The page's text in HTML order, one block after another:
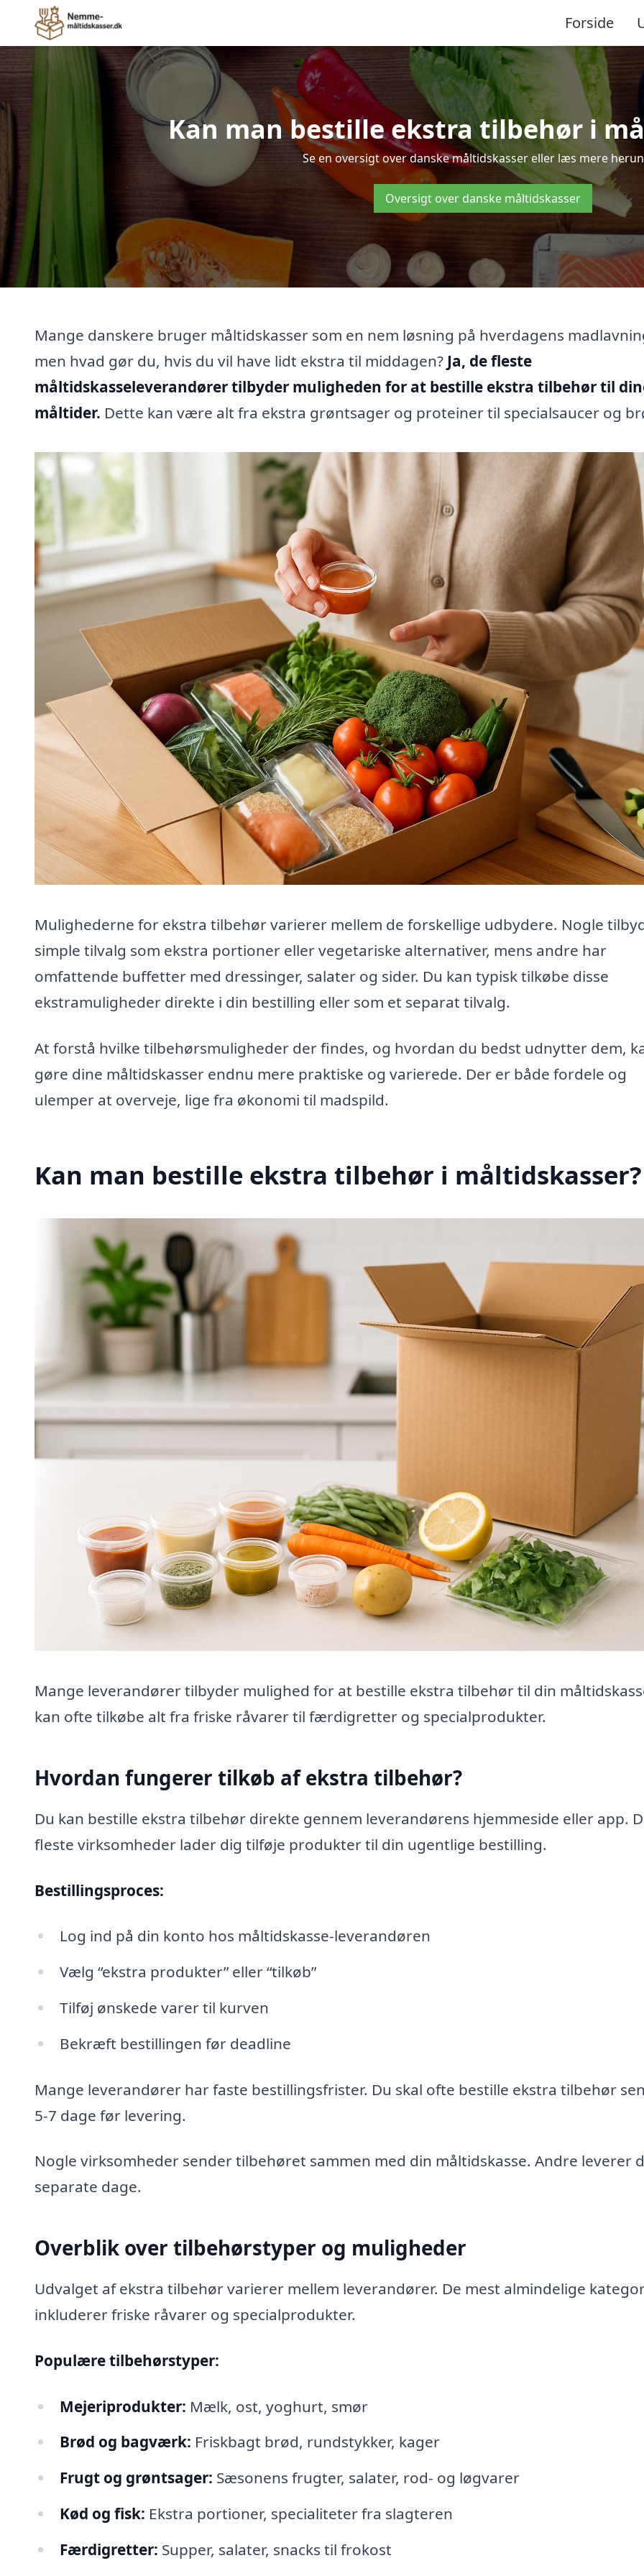
Forside
Kan man bestille ekstra tilbehør i
Se en oversigt over danske måltidskasser eller læs mere
Oversigt over danske måltidskasser
Mange danskere bruger måltidskasser som en nem løsning på hverdagens
men hvad gør du, hvis du vil have lidt ekstra til middagen? Ja, de fleste
måltidskasseleverandører tilbyder muligheden for at bestille ekstra tilbehør til
måltider. Dette kan være alt fra ekstra grøntsager og proteiner til specialsaucer og
Mulighederne for ekstra tilbehør varierer mellem de forskellige udbydere. Nogle
simple tilvalg som ekstra portioner eller vegetariske alternativer, mens andre har
omfattende buffetter med dressinger, salater og sider. Du kan typisk tilkøbe disse
ekstramuligheder direkte i din bestilling eller som et separat tilvalg.
At forstå hvilke tilbehørsmuligheder der findes, og hvordan du bedst udnytter dem,
gøre dine måltidskasser endnu mere praktiske og varierede. Der er både fordele og
ulemper at overveje, lige fra økonomi til madspild.
Kan man bestille ekstra tilbehør i måltidskasser?
Mange leverandører tilbyder mulighed for at bestille ekstra tilbehør til din
kan ofte tilkøbe alt fra friske råvarer til færdigretter og specialprodukter.
Hvordan fungerer tilkøb af ekstra tilbehør?
Du kan bestille ekstra tilbehør direkte gennem leverandørens hjemmeside eller app.
fleste virksomheder lader dig tilføje produkter til din ugentlige bestilling.
Bestillingsproces:
Log ind på din konto hos måltidskasse-leverandøren
Vælg “ekstra produkter” eller “tilkøb”
Tilføj ønskede varer til kurven
Bekræft bestillingen før deadline
Mange leverandører har faste bestillingsfrister. Du skal ofte bestille ekstra tilbehør
5-7 dage før levering.
Nogle virksomheder sender tilbehøret sammen med din måltidskasse. Andre leverer
separate dage.
Overblik over tilbehørstyper og muligheder
Udvalget af ekstra tilbehør varierer mellem leverandører. De mest almindelige
inkluderer friske råvarer og specialprodukter.
Populære tilbehørstyper:
Mejeriprodukter: Mælk, ost, yoghurt, smør
Brød og bagværk: Friskbagt brød, rundstykker, kager
Frugt og grøntsager: Sæsonens frugter, salater, rod- og løgvarer
Kød og fisk: Ekstra portioner, specialiteter fra slagteren
Færdigretter: Supper, salater, snacks til frokost